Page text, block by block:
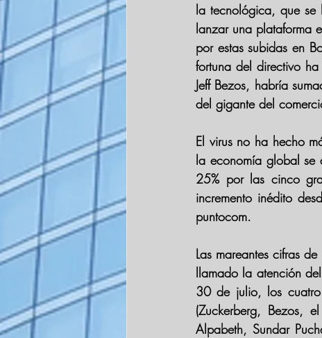
la tecnológica, que se
lanzar una plataforma
por estas subidas en
fortuna del directivo
Jeff Bezos, habría
del gigante del
El virus no ha hecho
la economía global se
25% por las cinco
incremento inédito
puntocom.
Las mareantes cifras
llamado la atención
30 de julio, los
(Zuckerberg, Bezos,
Alpabeth, Sundar